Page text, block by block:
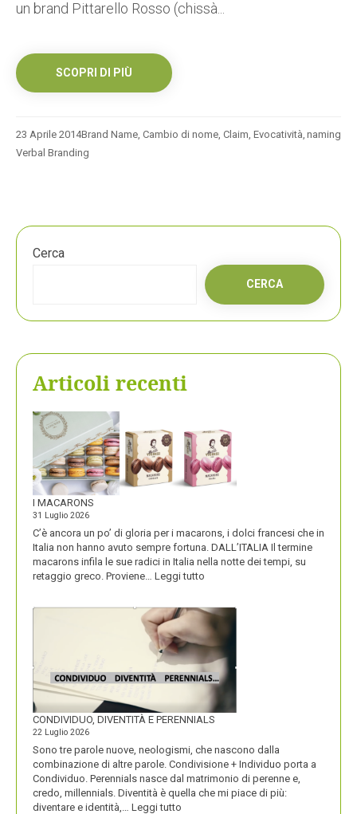
un brand Pittarello Rosso (chissà...
SCOPRI DI PIÙ
23 Aprile 2014 naming
Brand Name Cambio di nome Claim Evocatività
Verbal Branding
Cerca
CERCA
Articoli recenti
I MACARONS
31 Luglio 2026
C’è ancora un po’ di gloria per i macarons, i dolci francesi che in
Italia non hanno avuto sempre fortuna. DALL’ITALIA Il termine
macarons infila le sue radici in Italia nella notte dei tempi, su
retaggio greco. Proviene… Leggi tutto
MACARONS
CONDIVIDUO, DIVENTITÀ E PERENNIALS
22 Luglio 2026
Sono tre parole nuove, neologismi, che nascono dalla
combinazione di altre parole. Condivisione + Individuo porta a
Condividuo. Perennials nasce dal matrimonio di perenne e,
credo, millennials. Diventità è quella che mi piace di più:
diventare e identità,… Leggi tutto